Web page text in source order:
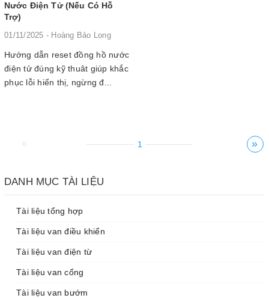
Nước Điện Tử (Nếu Có Hỗ
Trợ)
01/11/2025 - Hoàng Bảo Long
Hướng dẫn reset đồng hồ nước
điện tử đúng kỹ thuât giúp khắc
phục lỗi hiển thị, ngừng đ...
« 1 »
DANH MỤC TÀI LIỆU
Tài liệu tổng hợp
Tài liệu van điều khiển
Tài liệu van điện từ
Tài liệu van cổng
Tài liệu van bướm